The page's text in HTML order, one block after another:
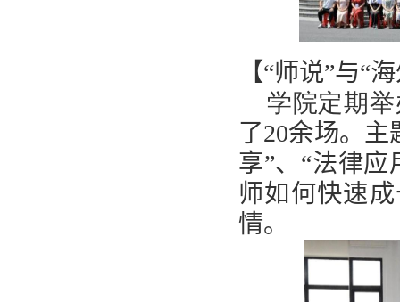
【“师说”与“
学院定期
了20余场。主
享”、“法律应
师如何快速
情。